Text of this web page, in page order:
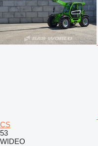
CS
53
WIDEO